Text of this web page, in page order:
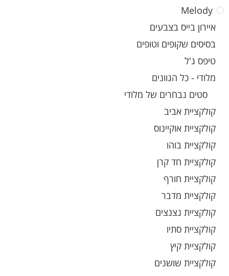
Melody
איירון בייס בצבעים
בסיסים שקופים וטופים
טיפס ג'ל
מלודי - כל הגוונים
סטים נבחרים של מלודי
קולקציית אביב
קולקציית אוקיינוס
קולקציית בוהו
קולקציית חד קרן
קולקציית חורף
קולקציית מדבר
קולקציית נצנצים
קולקציית סתיו
קולקציית קיץ
קולקציית שושנים